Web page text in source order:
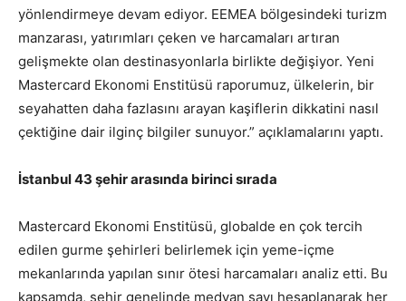
yönlendirmeye devam ediyor. EEMEA bölgesindeki turizm
manzarası, yatırımları çeken ve harcamaları artıran
gelişmekte olan destinasyonlarla birlikte değişiyor. Yeni
Mastercard Ekonomi Enstitüsü raporumuz, ülkelerin, bir
seyahatten daha fazlasını arayan kaşiflerin dikkatini nasıl
çektiğine dair ilginç bilgiler sunuyor.” açıklamalarını yaptı.
İstanbul 43 şehir arasında birinci sırada
Mastercard Ekonomi Enstitüsü, globalde en çok tercih
edilen gurme şehirleri belirlemek için yeme-içme
mekanlarında yapılan sınır ötesi harcamaları analiz etti. Bu
kapsamda, şehir genelinde medyan sayı hesaplanarak her